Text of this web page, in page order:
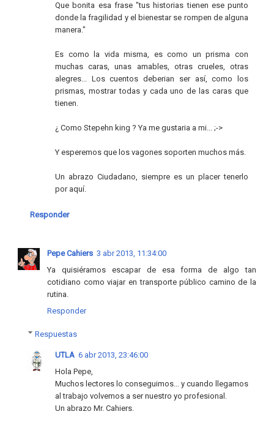
Que bonita esa frase "tus historias tienen ese punto
donde la fragilidad y el bienestar se rompen de alguna
manera."
Es como la vida misma, es como un prisma con
muchas caras, unas amables, otras crueles, otras
alegres... Los cuentos deberian ser así, como los
prismas, mostrar todas y cada uno de las caras que
tienen.
¿ Como Stepehn king ? Ya me gustaria a mi... ;->
Y esperemos que los vagones soporten muchos más.
Un abrazo Ciudadano, siempre es un placer tenerlo
por aquí.
Responder
Pepe Cahiers 3 abr 2013, 11:34:00
Ya quisiéramos escapar de esa forma de algo tan
cotidiano como viajar en transporte público camino de la
rutina.
Responder
Respuestas
UTLA 6 abr 2013, 23:46:00
Hola Pepe,
Muchos lectores lo conseguimos... y cuando llegamos
al trabajo volvemos a ser nuestro yo profesional.
Un abrazo Mr. Cahiers.